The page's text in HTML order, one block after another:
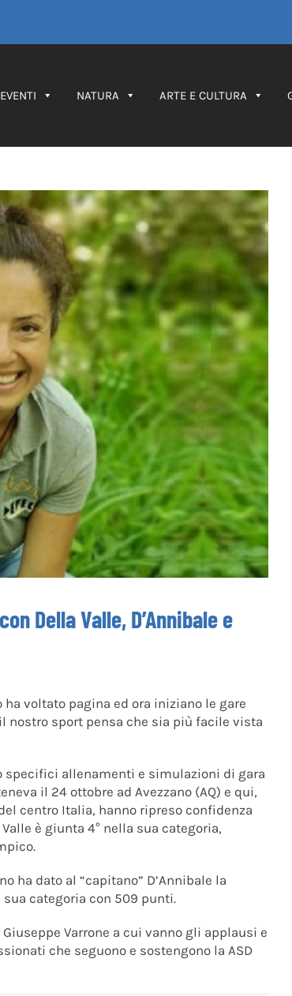
EVENTI NATURA ARTE E CULTURA
Della Valle, D’Annibale e
voltato pagina ed ora iniziano le gare
nostro sport pensa che sia più facile vista
specifici allenamenti e simulazioni di gara
il 24 ottobre ad Avezzano (AQ) e qui,
centro Italia, hanno ripreso confidenza
è giunta 4° nella sua categoria,
ha dato al “capitano” D’Annibale la
categoria con 509 punti.
Varrone a cui vanno gli applausi e
che seguono e sostengono la ASD